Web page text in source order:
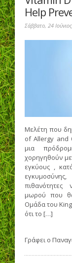
Help
Σάββατο, 24
Μελέτη που
of Allergy and
μια
χορηγηθούν
εγκύους ,
μωρού που θα
Ομάδα του
ότι το […]
Γράφει ο